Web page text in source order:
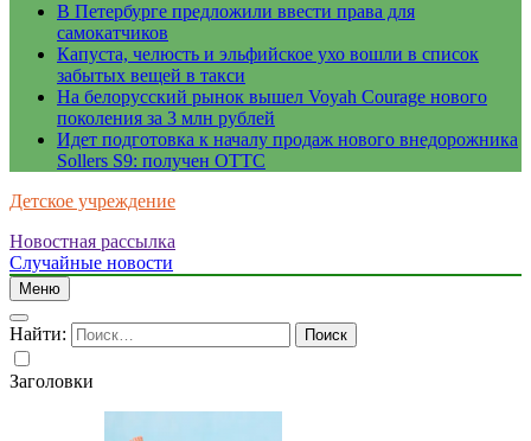
В Петербурге предложили ввести права для
самокатчиков
Капуста, челюсть и эльфийское ухо вошли в список
забытых вещей в такси
На белорусский рынок вышел Voyah Courage нового
поколения за 3 млн рублей
Идет подготовка к началу продаж нового внедорожника
Sollers S9: получен ОТТС
Детское учреждение
Новостная рассылка
Случайные новости
Меню
Найти:
Заголовки